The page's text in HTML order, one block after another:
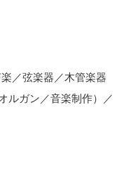
／弦楽器／木管楽器
ルガン／音楽制作）／